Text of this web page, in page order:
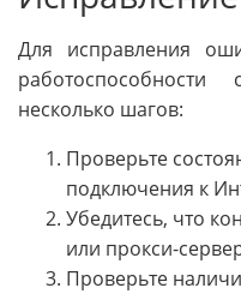
Для исправления
несколько шагов:
Проверьте
подключения к
Убедитесь, что
или прокси-
Проверьте